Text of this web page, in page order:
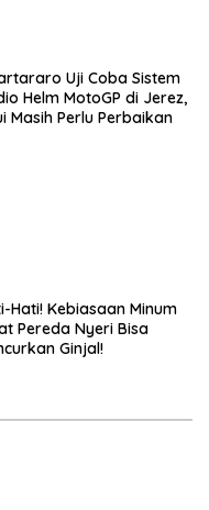
Uji Coba Sistem
Helm MotoGP di Jerez,
Masih Perlu Perbaikan
Hati! Kebiasaan Minum
Pereda Nyeri Bisa
Ginjal!